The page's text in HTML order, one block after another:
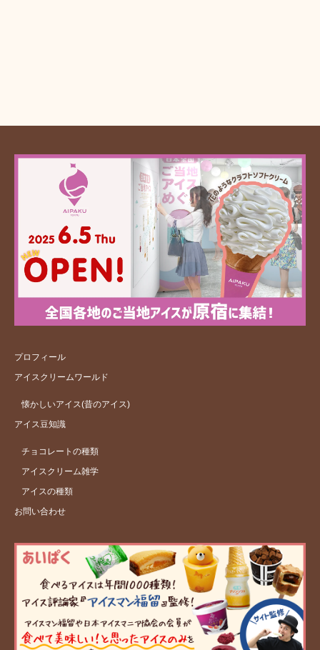
プロフィール
アイスクリームワールド
懐かしいアイス(昔のアイス)
アイス豆知識
チョコレートの種類
アイスクリーム雑学
アイスの種類
お問い合わせ